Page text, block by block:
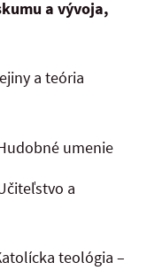
a vývoja,
a teória
a
–